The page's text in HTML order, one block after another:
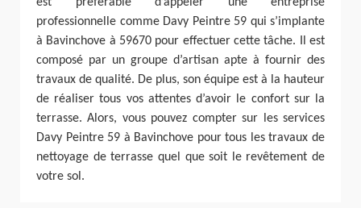
est préférable d’appeler une entreprise
professionnelle comme Davy Peintre 59 qui s’implante
à Bavinchove à 59670 pour effectuer cette tâche. Il est
composé par un groupe d’artisan apte à fournir des
travaux de qualité. De plus, son équipe est à la hauteur
de réaliser tous vos attentes d’avoir le confort sur la
terrasse. Alors, vous pouvez compter sur les services
Davy Peintre 59 à Bavinchove pour tous les travaux de
nettoyage de terrasse quel que soit le revêtement de
votre sol.